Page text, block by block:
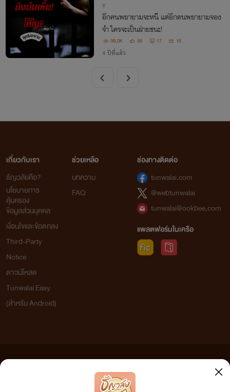
Y
อีกคนพยายามจะหนี แต่อีกคนพยายามจอง
จำ ใครจะเป็นฝ่ายชนะ!
38.0K 35 17 15
4 ปีที่แล้ว
เกี่ยวกับเรา
ธัญวลัยคือ?
นโยบายการ
คุ้มครอง
ข้อมูลส่วนบุคคล
เงื่อนไขและข้อตกลง
Third-Party
Notice
ดาวน์โหลด
Tunwalai Easy
(สำหรับ Android)
ช่วยเหลือ
บทความ
FAQ
ช่องทางติดต่อ
tunwalai.com
@webtunwalai
tunwalai@ookbee.com
แพลตฟอร์มในเครือ
เว็บไซต์แห่งนี้ไม่ได้เห็นด้วยและไม่ขอรับผิดชอบต่อข้อความใดๆ ทั้งสิ้น ดังนั้นผู้อ่านทุกท่านโปรดใช้
วิจารณญาณในการกลั่นกรองด้วยตนเอง และหากท่านพบข้อความใดๆ ที่ขัดต่อกฎหมายและศีลธรรม